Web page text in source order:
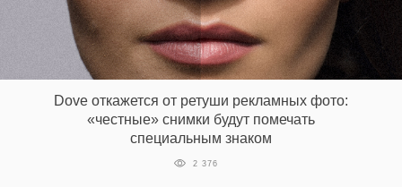
Dove откажется от ретуши рекламных фото:
«честные» снимки будут помечать
специальным знаком
2 376